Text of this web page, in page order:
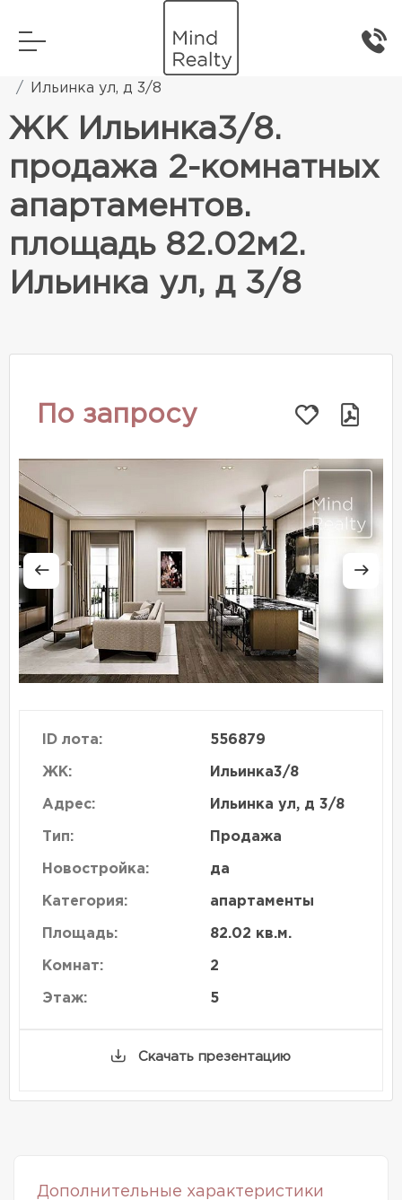
Элитная жилая недвижимость
Ильинка ул, д 3/8
ЖК Ильинка3/8.
продажа 2-комнатных
апартаментов.
площадь 82.02м2.
Ильинка ул, д 3/8
По запросу
ID лота: 556879
ЖК: Ильинка3/8
Адрес: Ильинка ул, д 3/8
Тип: Продажа
Новостройка: да
Категория: апартаменты
Площадь: 82.02 кв.м.
Комнат: 2
Этаж: 5
Скачать презентацию
Дополнительные характеристики